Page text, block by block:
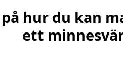
hur du kan
ett